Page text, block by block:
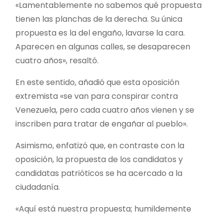
«Lamentablemente no sabemos qué propuesta
tienen las planchas de la derecha. Su única
propuesta es la del engaño, lavarse la cara.
Aparecen en algunas calles, se desaparecen
cuatro años», resaltó.
En este sentido, añadió que esta oposición
extremista «se van para conspirar contra
Venezuela, pero cada cuatro años vienen y se
inscriben para tratar de engañar al pueblo».
Asimismo, enfatizó que, en contraste con la
oposición, la propuesta de los candidatos y
candidatas patrióticos se ha acercado a la
ciudadanía.
«Aquí está nuestra propuesta; humildemente